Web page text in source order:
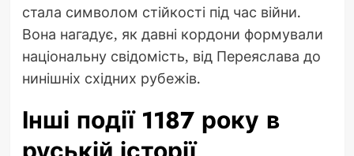
стала символом стійкості під час війни.
Вона нагадує, як давні кордони формували
національну свідомість, від Переяслава до
нинішніх східних рубежів.
Інші події 1187 року в